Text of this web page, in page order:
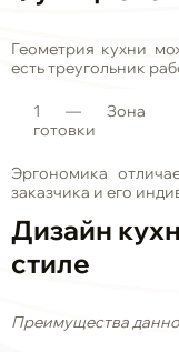
Геометрия кухни
есть треугольник
1 — Зона
готовки
Эргономика
заказчика и его
Дизайн
стиле
Преимущества